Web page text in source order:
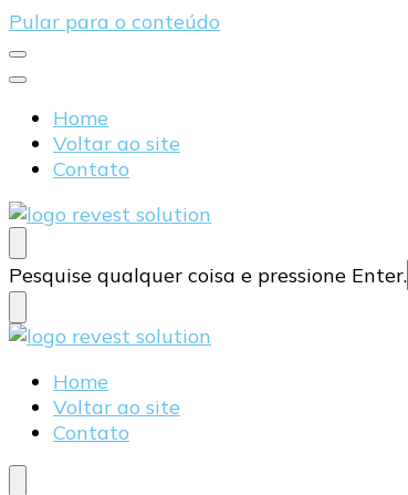
Pular para o conteúdo
Home
Voltar ao site
Contato
Blog Revest Solution
Procurando
algo?
Pesquise qualquer coisa e pressione Enter.
Blog Revest Solution
Home
Voltar ao site
Contato